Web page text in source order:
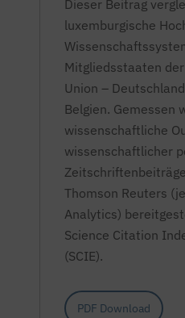
Dieser Beitrag
luxemburgische
Mitgliedsstaaten
Union –
Belgien. Gemessen
wissenschaftliche
wissenschaftlicher
Thomson Reuters
Analytics)
Science Citation
(SCIE).
PDF Download